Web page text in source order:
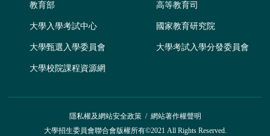
教育部 高等教育司
大學入學考試中心 國家教育研究院
大學甄選入學委員會 大學考試入學分發委員會
大學校院課程資源網
隱私權及網站安全政策/ 網站著作權聲明
大學招生委員會聯合會版權所有©2021 All Rights Reserved.